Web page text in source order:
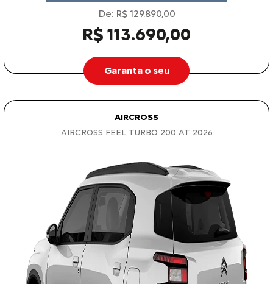
De: R$ 129.890,00
R$ 113.690,00
Garanta o seu
AIRCROSS
AIRCROSS FEEL TURBO 200 AT 2026